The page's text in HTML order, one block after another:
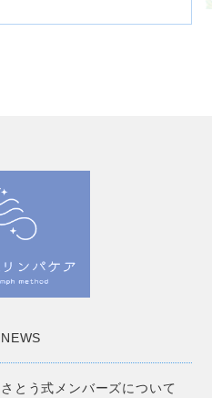
NEWS
さとう式メンバーズについて